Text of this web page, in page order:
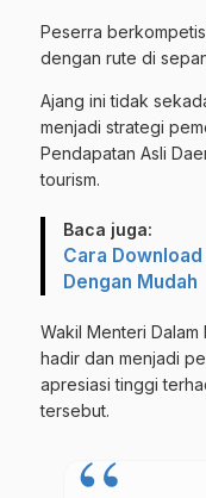
Peserra
dengan rute di
Ajang ini tidak
menjadi strategi
Pendapatan Asli
tourism.
Baca juga:
Cara
Dengan Mudah
​Wakil Menteri
hadir dan menjadi
apresiasi tinggi
tersebut.